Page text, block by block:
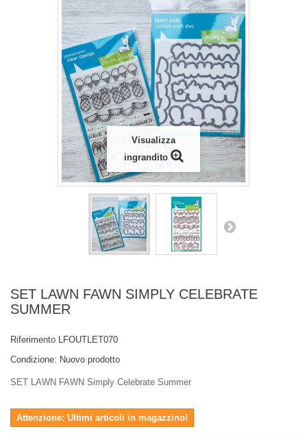
Visualizza
ingrandito
SET LAWN FAWN SIMPLY CELEBRATE
SUMMER
Riferimento LFOUTLET070
Condizione: Nuovo prodotto
SET LAWN FAWN Simply Celebrate Summer
Attenzione: Ultimi articoli in magazzino!